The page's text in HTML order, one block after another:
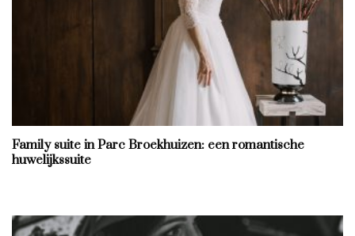
Family suite in Parc Broekhuizen: een romantische
huwelijkssuite